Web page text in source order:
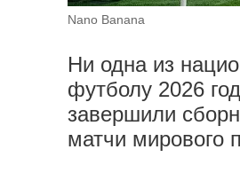
Nano Banana
Ни одна из
футболу 2026
завершили
матчи мирового